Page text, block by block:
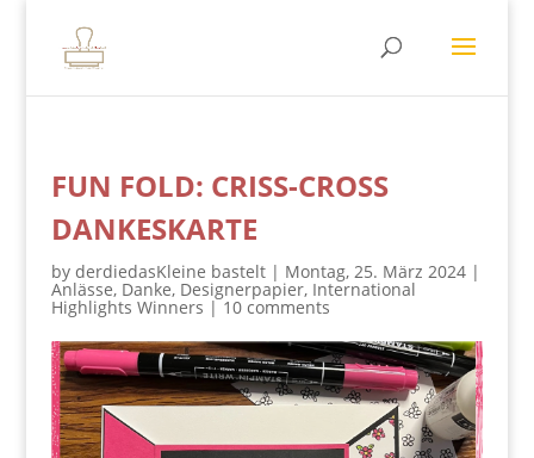
FUN FOLD: CRISS-CROSS
DANKESKARTE
by derdiedasKleine bastelt| Montag, 25. März 2024|
Anlässe, Danke, Designerpapier, International
Highlights Winners |10 comments